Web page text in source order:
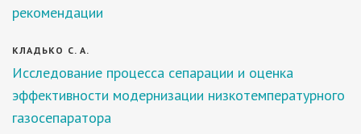
рекомендации
КЛАДЬКО С. А.
Исследование процесса сепарации и оценка
эффективности модернизации низкотемпературного
газосепаратора